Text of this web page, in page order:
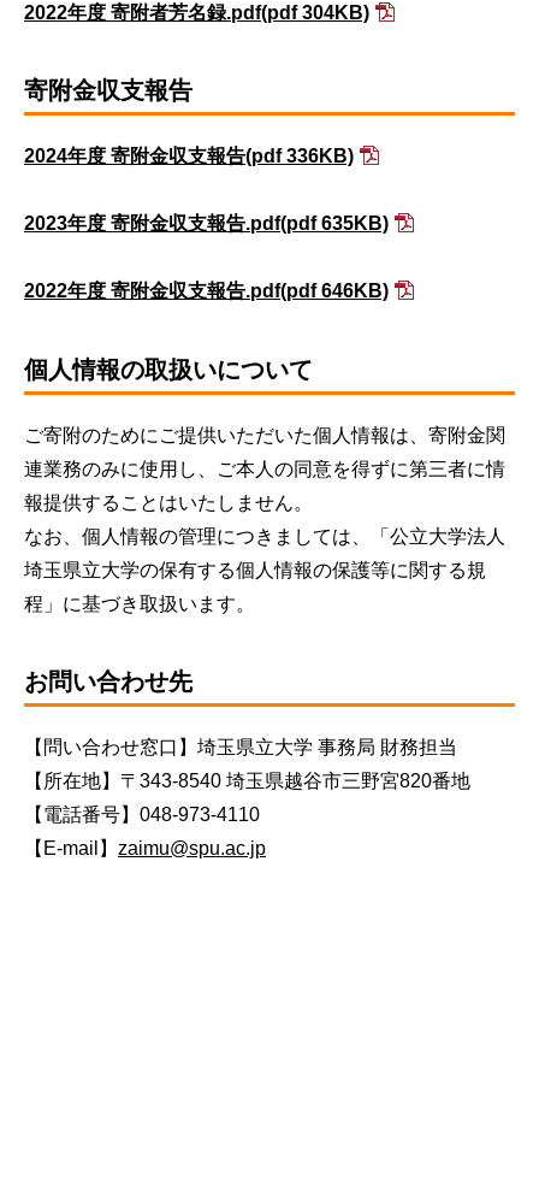
2022年度 寄附者芳名録.pdf(pdf 304KB)
寄附金収支報告
2024年度 寄附金収支報告(pdf 336KB)
2023年度 寄附金収支報告.pdf(pdf 635KB)
2022年度 寄附金収支報告.pdf(pdf 646KB)
個人情報の取扱いについて
ご寄附のためにご提供いただいた個人情報は、寄附金関
連業務のみに使用し、ご本人の同意を得ずに第三者に情
報提供することはいたしません。
なお、個人情報の管理につきましては、「公立大学法人
埼玉県立大学の保有する個人情報の保護等に関する規
程」に基づき取扱います。
お問い合わせ先
【問い合わせ窓口】埼玉県立大学 事務局 財務担当
【所在地】〒343-8540 埼玉県越谷市三野宮820番地
【電話番号】048-973-4110
【E-mail】 zaimu@spu.ac.jp